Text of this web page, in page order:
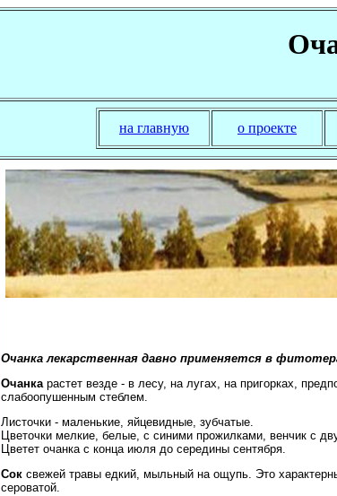
на главную о проекте
Очанка лекарственная давно применяется в
Очанкарастет везде - в лесу, на лугах, на пригорках,
слабоопушенным стеблем.
Листочки - маленькие, яйцевидные, зубчатые.
Цветочки мелкие, белые, с синими прожилками, венчик с
Цветет очанка с конца июля до середины сентября.
Сок свежей травы едкий, мыльный на ощупь. Это
сероватой.